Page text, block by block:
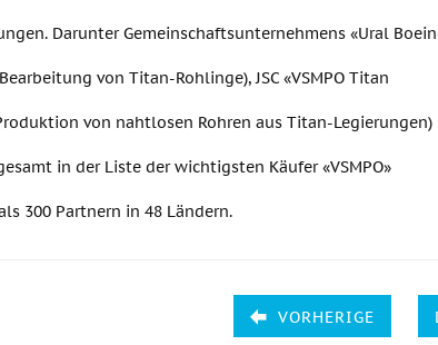
Darunter Gemeinschaftsunternehmens «Ural
von Titan-Rohlinge), JSC «VSMPO Titan
von nahtlosen Rohren aus Titan-Legierungen)
in der Liste der wichtigsten Käufer «VSMPO»
300 Partnern in 48 Ländern.
VORHERIGE